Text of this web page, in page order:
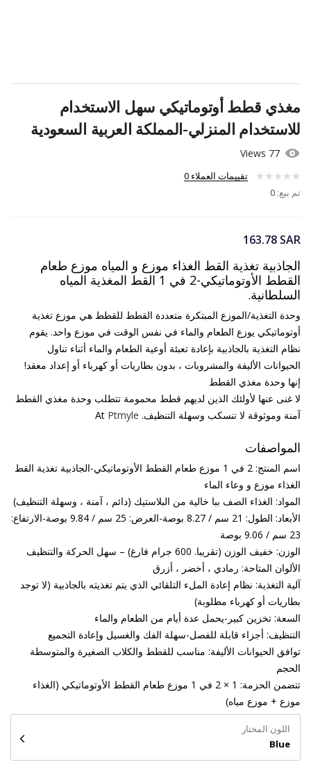
مغذي قطط أوتوماتيكي سهل الاستخدام
للاستخدام المنزلي-المملكة العربية السعودية
77 Views
تقييمات العملاء 0
تم بيع: 0
163.78 SAR
الجاذبية تغذية القط الغذاء موزع و المياه موزع طعام
القطط الأوتوماتيكي-2 في 1 القط المغذية المياه
السلطانية.
وحدة التغذية/الموزع المبتكرة متعددة القطط للقطط هي موزع تغذية
أوتوماتيكي يوزع الطعام والماء في نفس الوقت في موزع واحد. يقوم
نظام التغذية بالجاذبية بإعادة تعبئة أوعية الطعام والماء أثناء تناول
الحيوانات الأليفة والمشروبات ، بدون بطاريات أو كهرباء أو إعداد معقد!
إنها وحدة مغذي القطط
لا غنى عنها لأولئك الذين لديهم قطط محمومة تتطلب وحدة مغذي القطط
آمنة وموثوقة لا تنسكب وسهلة التنظيف. At Ptmyle
المواصفات
اسم المنتج: 2 في 1 موزع طعام القطط الأوتوماتيكي-الجاذبية تغذية القط
الغذاء موزع و وعاء الماء
المواد: الغذاء الصف ببا خالية من البلاستيك (دائم ، آمنة ، وسهلة التنظيف)
الأبعاد: الطول: 21 سم / 8.27 بوصة-العرض: 25 سم / 9.84 بوصة-الارتفاع:
23 سم / 9.06 بوصة
الوزن: خفيف الوزن (تقريبا. 600 جرام فارغ) – سهل الحركة والتنظيف
الألوان المتاحة: رمادي ، أخضر ، أزرق
آلية التغذية: نظام إعادة الملء التلقائي الذي يتم تغذيته بالجاذبية (لا توجد
بطاريات أو كهرباء مطلوبة)
السعة: تخزين كبير-يحمل عدة أيام من الطعام والماء
التنظيف: أجزاء قابلة للفصل-سهلة الفك والغسيل وإعادة التجميع
توافق الحيوانات الأليفة: مناسب للقطط والكلاب الصغيرة والمتوسطة
الحجم
تتضمن الحزمة: 1 × 2 في 1 موزع طعام القطط الأوتوماتيكي (الغذاء
موزع + موزع مياه)
اللون المختار
Blue